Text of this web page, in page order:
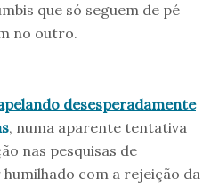
que só seguem de pé
no outro.
desesperadamente
, numa aparente tentativa
nas pesquisas de
com a rejeição da